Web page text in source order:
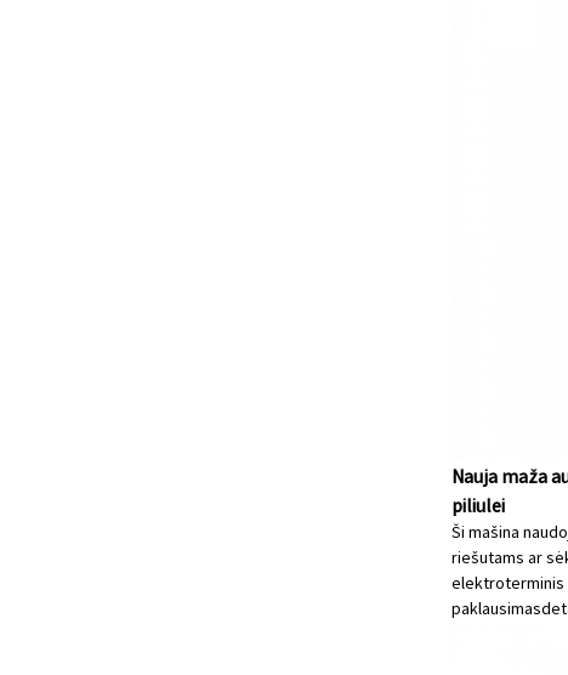
Nauja maža
piliulei
Ši mašina
riešutams ar
elektroterminis
paklausimas